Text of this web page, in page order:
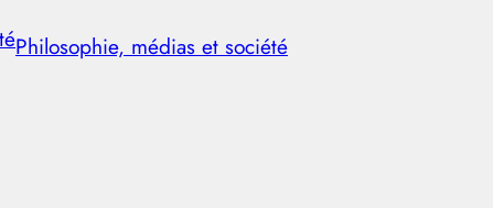
Philosophie, médias et société